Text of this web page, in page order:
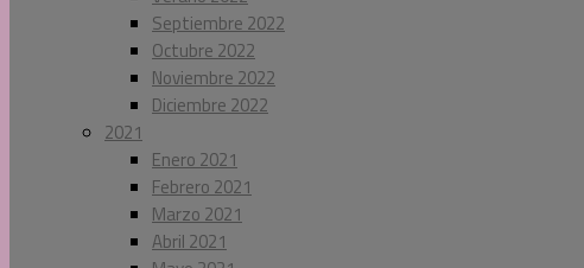
Septiembre 2022
Octubre 2022
Noviembre 2022
Diciembre 2022
2021
Enero 2021
Febrero 2021
Marzo 2021
Abril 2021